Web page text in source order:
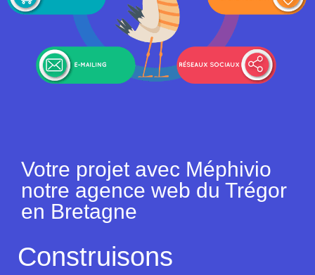
Votre projet avec Méphivio
notre agence web du Trégor
en Bretagne
Construisons